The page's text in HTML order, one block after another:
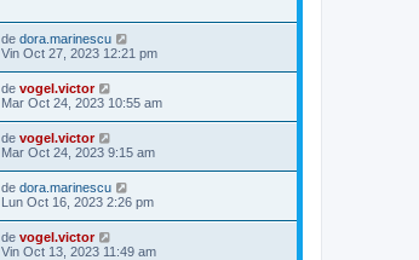
de dora.marinescu
Vin Oct 27, 2023 12:21 pm
de vogel.victor
Mar Oct 24, 2023 10:55 am
de vogel.victor
Mar Oct 24, 2023 9:15 am
de dora.marinescu
Lun Oct 16, 2023 2:26 pm
de vogel.victor
Vin Oct 13, 2023 11:49 am